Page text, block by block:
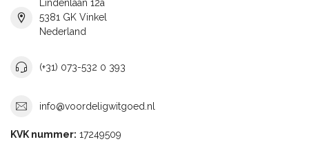
Lindenlaan 12a
5381 GK Vinkel
Nederland
(+31) 073-532 0 393
info@voordeligwitgoed.nl
KVK nummer: 17249509